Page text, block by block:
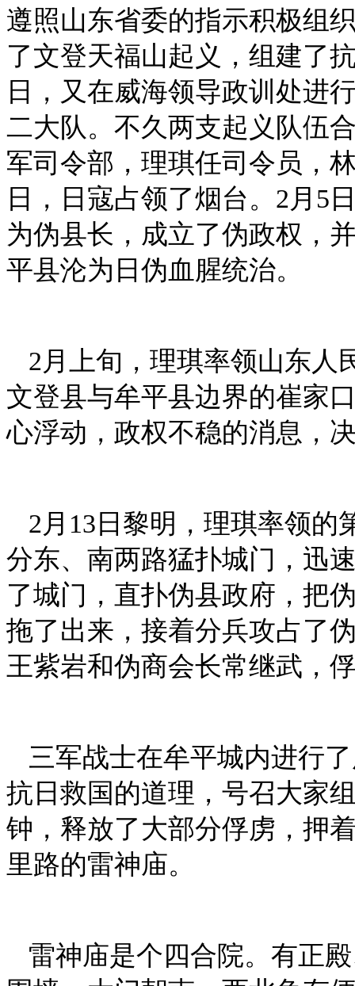
遵照山东省委的指示积极组
了文登天福山起义，组建了
日，又在威海领导政训处进
二大队。不久两支起义队伍
军司令部，理琪任司令员，
日，日寇占领了烟台。2月5
为伪县长，成立了伪政权，
平县沦为日伪血腥统治。
2月上旬，理琪率领山东人
文登县与牟平县边界的崔家
心浮动，政权不稳的消息，
2月13日黎明，理琪率领的
分东、南两路猛扑城门，迅
了城门，直扑伪县政府，把
拖了出来，接着分兵攻占了
王紫岩和伪商会长常继武，
三军战士在牟平城内进行
抗日救国的道理，号召大家
钟，释放了大部分俘虏，押
里路的雷神庙。
雷神庙是个四合院。有正